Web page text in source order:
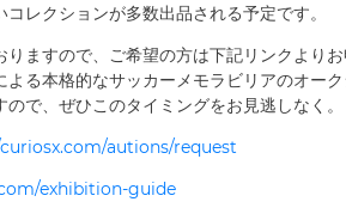
レクションが多数出品される予定です。
ますので、ご希望の方は下記リンクより
る本格的なサッカーメモラビリアのオー
で、ぜひこのタイミングをお見逃しなく。
autions/request
exhibition-guide